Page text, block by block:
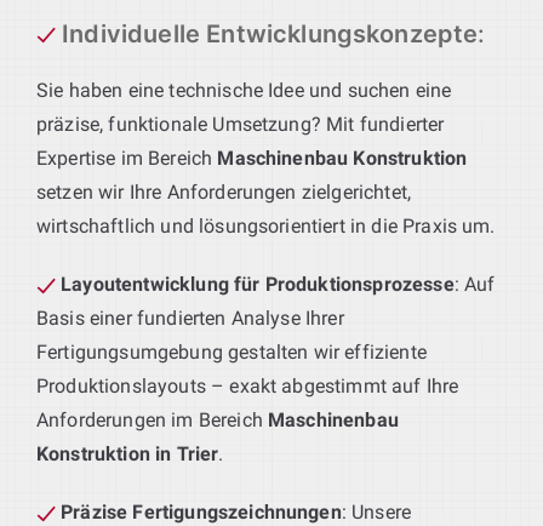
Individuelle Entwicklungskonzepte:
Sie haben eine technische Idee und suchen eine
präzise, funktionale Umsetzung? Mit fundierter
Expertise im Bereich Maschinenbau Konstruktion
setzen wir Ihre Anforderungen zielgerichtet,
wirtschaftlich und lösungsorientiert in die Praxis um.
Layoutentwicklung für Produktionsprozesse: Auf
Basis einer fundierten Analyse Ihrer
Fertigungsumgebung gestalten wir effiziente
Produktionslayouts – exakt abgestimmt auf Ihre
Anforderungen im Bereich Maschinenbau
Konstruktion in Trier.
Präzise Fertigungszeichnungen: Unsere